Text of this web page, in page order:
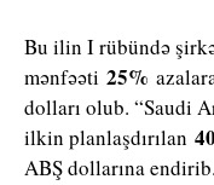
Bu ilin I rübündə
mənfəəti 25%
dolları olub. “Saudi
ilkin planlaşdırılan 40
ABŞ dollarına endirib.